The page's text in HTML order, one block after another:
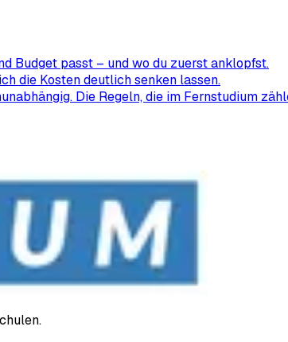
Budget passt – und wo du zuerst anklopfst.
die Kosten deutlich senken lassen.
Die Regeln, die im Fernstudium